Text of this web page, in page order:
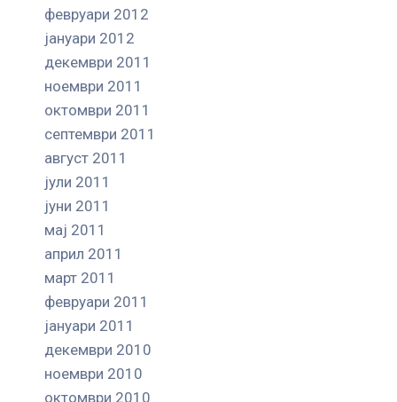
февруари 2012
јануари 2012
декември 2011
ноември 2011
октомври 2011
септември 2011
август 2011
јули 2011
јуни 2011
мај 2011
април 2011
март 2011
февруари 2011
јануари 2011
декември 2010
ноември 2010
октомври 2010